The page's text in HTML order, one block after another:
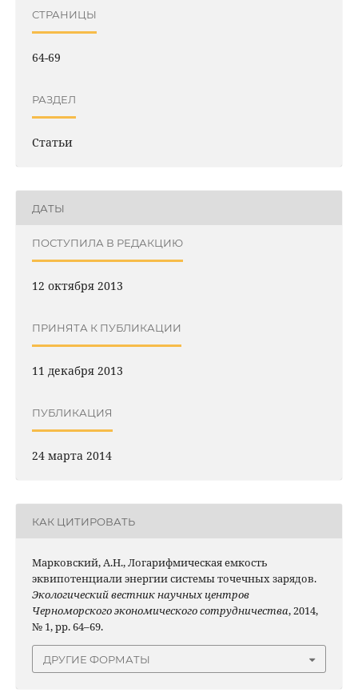
СТРАНИЦЫ
64-69
РАЗДЕЛ
Статьи
ДАТЫ
ПОСТУПИЛА В РЕДАКЦИЮ
12 октября 2013
ПРИНЯТА К ПУБЛИКАЦИИ
11 декабря 2013
ПУБЛИКАЦИЯ
24 марта 2014
КАК ЦИТИРОВАТЬ
Марковский, А.Н., Логарифмическая емкость
эквипотенциали энергии системы точечных зарядов.
Экологический вестник научных центров
Черноморского экономического сотрудничества, 2014,
№ 1, pp. 64–69.
ДРУГИЕ ФОРМАТЫ